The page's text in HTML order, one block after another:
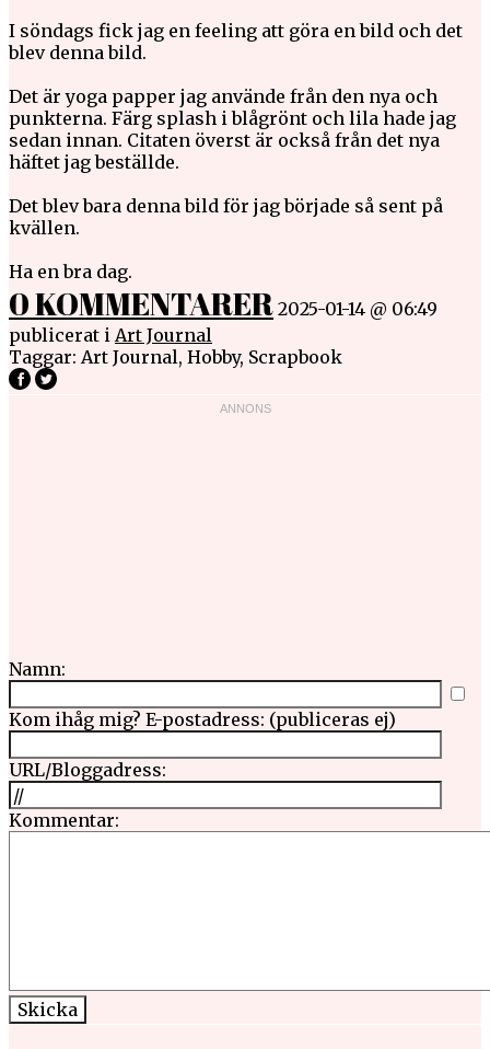
I söndags fick jag en feeling att göra en bild och det
blev denna bild.
Det är yoga papper jag använde från den nya och
punkterna. Färg splash i blågrönt och lila hade jag
sedan innan. Citaten överst är också från det nya
häftet jag beställde.
Det blev bara denna bild för jag började så sent på
kvällen.
Ha en bra dag.
0 KOMMENTARER 2025-01-14 @ 06:49
publicerat i Art Journal
Taggar: Art Journal, Hobby, Scrapbook
Namn:
Kom ihåg mig? E-postadress: (publiceras ej)
URL/Bloggadress:
Kommentar: